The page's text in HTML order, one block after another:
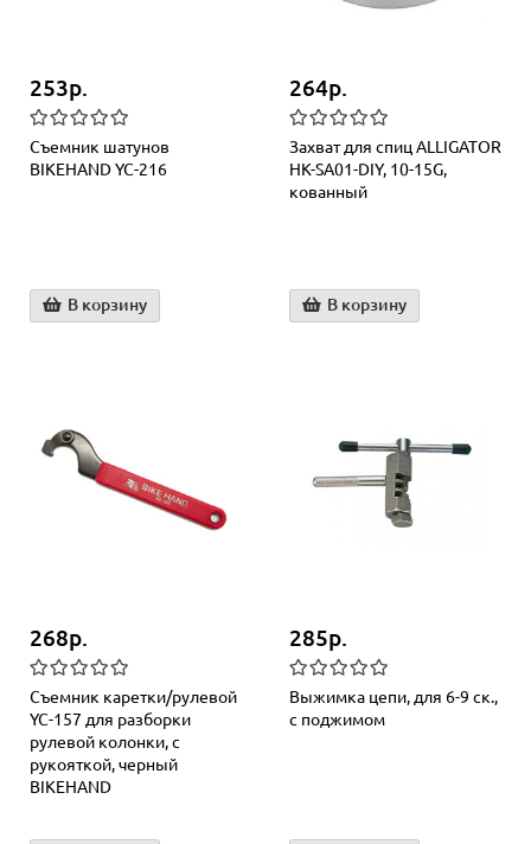
253р.
Съемник шатунов
BIKEHAND YC-216
В корзину
264р.
Захват для спиц ALLIGATOR
HK-SA01-DIY, 10-15G,
кованный
В корзину
268р.
Съемник каретки/рулевой
YC-157 для разборки
рулевой колонки, с
рукояткой, черный
BIKEHAND
285р.
Выжимка цепи, для 6-9 ск.,
с поджимом